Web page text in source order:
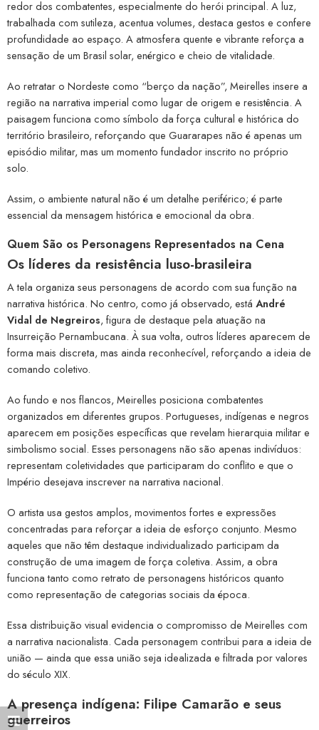
redor dos combatentes, especialmente do herói principal. A luz,
trabalhada com sutileza, acentua volumes, destaca gestos e confere
profundidade ao espaço. A atmosfera quente e vibrante reforça a
sensação de um Brasil solar, enérgico e cheio de vitalidade.
Ao retratar o Nordeste como “berço da nação”, Meirelles insere a
região na narrativa imperial como lugar de origem e resistência. A
paisagem funciona como símbolo da força cultural e histórica do
território brasileiro, reforçando que Guararapes não é apenas um
episódio militar, mas um momento fundador inscrito no próprio
solo.
Assim, o ambiente natural não é um detalhe periférico; é parte
essencial da mensagem histórica e emocional da obra.
Quem São os Personagens Representados na Cena
Os líderes da resistência luso-brasileira
A tela organiza seus personagens de acordo com sua função na
narrativa histórica. No centro, como já observado, está André
Vidal de Negreiros, figura de destaque pela atuação na
Insurreição Pernambucana. À sua volta, outros líderes aparecem de
forma mais discreta, mas ainda reconhecível, reforçando a ideia de
comando coletivo.
Ao fundo e nos flancos, Meirelles posiciona combatentes
organizados em diferentes grupos. Portugueses, indígenas e negros
aparecem em posições específicas que revelam hierarquia militar e
simbolismo social. Esses personagens não são apenas indivíduos:
representam coletividades que participaram do conflito e que o
Império desejava inscrever na narrativa nacional.
O artista usa gestos amplos, movimentos fortes e expressões
concentradas para reforçar a ideia de esforço conjunto. Mesmo
aqueles que não têm destaque individualizado participam da
construção de uma imagem de força coletiva. Assim, a obra
funciona tanto como retrato de personagens históricos quanto
como representação de categorias sociais da época.
Essa distribuição visual evidencia o compromisso de Meirelles com
a narrativa nacionalista. Cada personagem contribui para a ideia de
união — ainda que essa união seja idealizada e filtrada por valores
do século XIX.
A presença indígena: Filipe Camarão e seus
guerreiros